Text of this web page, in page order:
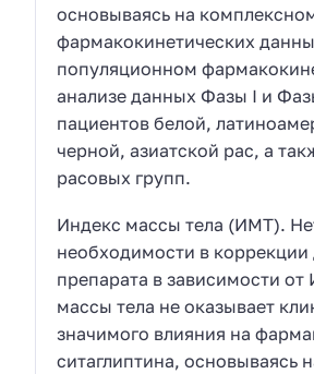
основываясь на
фармакокинетических
популяционном
анализе данных Фазы I и
пациентов белой,
черной, азиатской рас, а
расовых групп.
Индекс массы тела (ИМТ).
необходимости в коррекции
препарата в зависимости
массы тела не оказывает
значимого влияния на
ситаглиптина, основываясь